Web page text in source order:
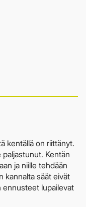
kentällä on riittänyt.
Kentän
ja niille tehdään
kannalta säät eivät
ennusteet lupailevat